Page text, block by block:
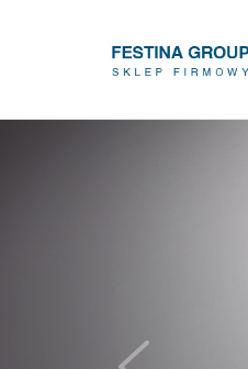
Previous